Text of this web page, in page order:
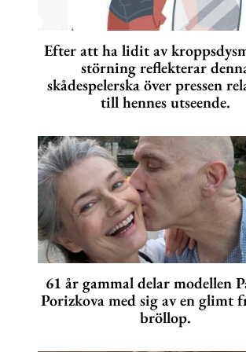
Efter att ha lidit av
störning reflekterar
skådespelerska över pressen
till hennes utseende.
61 år gammal delar modellen
Porizkova med sig av en glimt
bröllop.